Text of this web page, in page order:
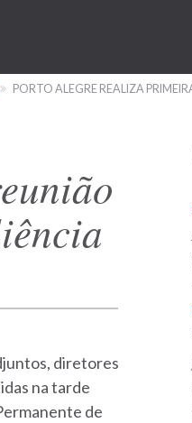
PORTO ALEGRE REALIZA
diretores
na tarde
de